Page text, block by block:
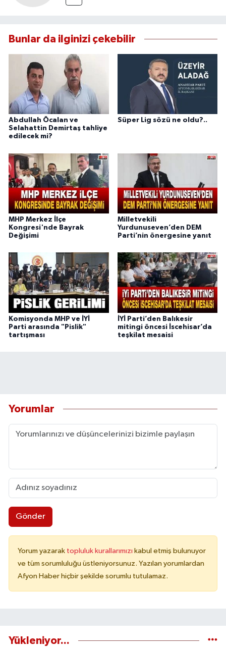
Bunlar da ilginizi çekebilir
Abdullah Öcalan ve
Selahattin Demirtaş tahliye
edilecek mi?
Süper Lig sözü ne oldu?..
MHP Merkez İlçe
Kongresi'nde Bayrak
Değişimi
Milletvekili
Yurdunuseven’den DEM
Parti’nin önergesine yanıt
Komisyonda MHP ve İYİ
Parti arasında "Pislik"
tartışması
İYİ Parti’den Balıkesir
mitingi öncesi İscehisar’da
teşkilat mesaisi
Yorumlar
Gönder
Yorum yazarak topluluk kurallarımızı kabul etmiş bulunuyor
ve tüm sorumluluğu üstleniyorsunuz. Yazılan yorumlardan
Afyon Haber hiçbir şekilde sorumlu tutulamaz.
Yükleniyor...